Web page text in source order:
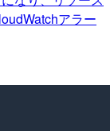
アラー